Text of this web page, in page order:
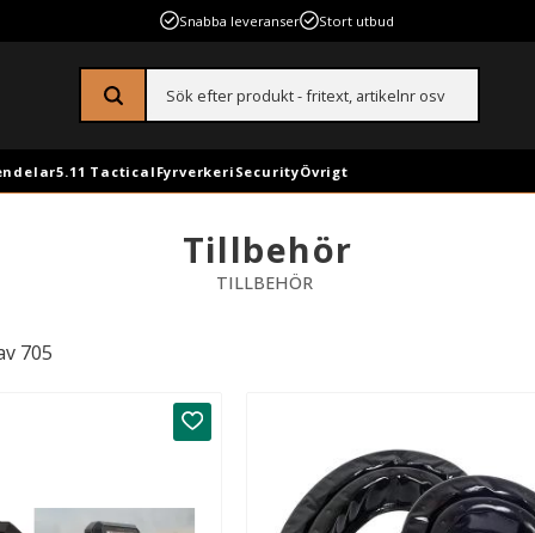
Snabba leveranser Stort utbud
5.11 Tactical Fyrverkeri SecurityÖvrigt
Tillbehör
TILLBEHÖR
705
Lägg till i favoriter